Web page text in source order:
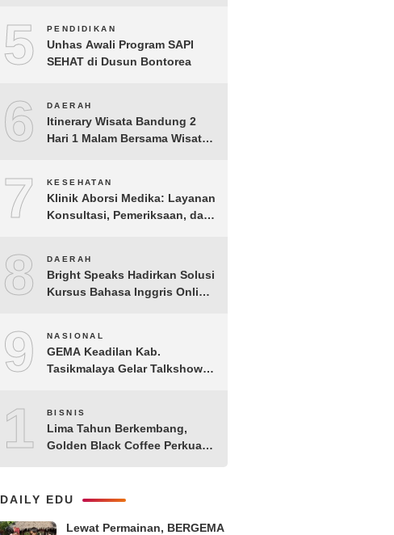
5 PENDIDIKAN
Unhas Awali Program SAPI
SEHAT di Dusun Bontorea
6 DAERAH
Itinerary Wisata Bandung 2
Hari 1 Malam Bersama Wisata
7 KESEHATAN
Klinik Aborsi Medika: Layanan
Konsultasi, Pemeriksaan, dan
8 DAERAH
Bright Speaks Hadirkan Solusi
Kursus Bahasa Inggris Online
Bicara
9 NASIONAL
GEMA Keadilan Kab.
Tasikmalaya Gelar Talkshow
Negara di Era Post-Truth”
10BISNIS
Lima Tahun Berkembang,
Golden Black Coffee Perkuat
DAILY EDU
Lewat Permainan, BERGEMA